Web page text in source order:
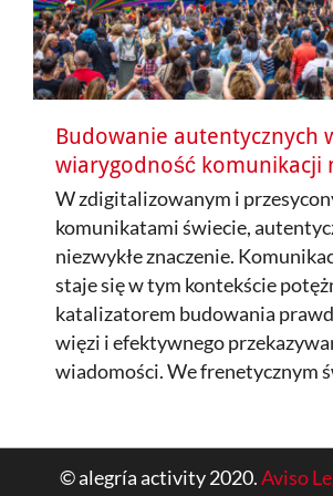
Budowanie autentycznych
wiarygodność komunikacji
W zdigitalizowanym i
komunikatami świecie,
niezwykłe znaczenie.
staje się w tym kontekście
katalizatorem budowania
więzi i efektywnego
wiadomości. We frenetycznym
© alegría activity 2020.Aviso